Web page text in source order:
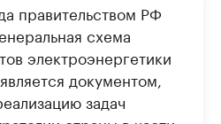
правительством РФ
схема
электроэнергетики
документом,
задач